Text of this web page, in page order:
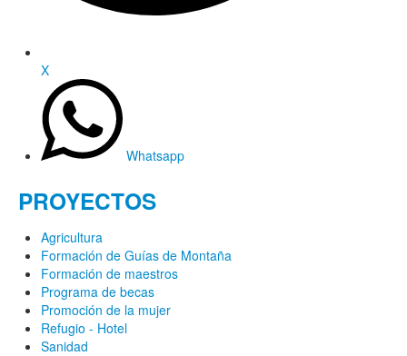
X
Whatsapp
PROYECTOS
Agricultura
Formación de Guías de Montaña
Formación de maestros
Programa de becas
Promoción de la mujer
Refugio - Hotel
Sanidad